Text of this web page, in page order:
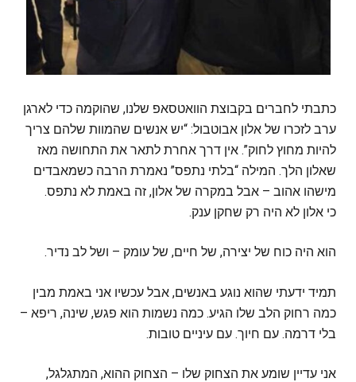
כתבתי לחברים בקבוצת הוואטסאפ שלנו, שהוקמה כדי לארגן
ערב לזכרו של אלון אבוטבול: “יש אנשים שהמוות שלהם צריך
להיות מחוץ לחוק”. אין דרך אחרת לתאר את התחושה מאז
שאלון הלך. המילה “בלתי נתפס” נאמרת הרבה כשמאבדים
מישהו אהוב – אבל במקרה של אלון, זה באמת לא נתפס.
כי אלון לא היה רק שחקן ענק.
הוא היה כוח של יצירה, של חיים, של עומק – ושל לב נדיר.
תמיד ידעתי שהוא נוגע באנשים, אבל עכשיו אני באמת מבין
כמה רחוק הלב שלו הגיע. כמה נשמות הוא פגש, שינה, ריפא –
בלי דרמה. עם חיוך. עם עיניים טובות.
אני עדיין שומע את הצחוק שלו – הצחוק ההוא, המתגלגל,